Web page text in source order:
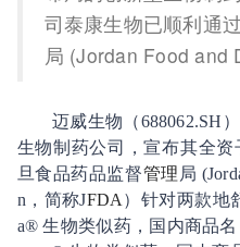
司泰康生物已顺利通
局 (Jordan Food and
迈威生物（688062.SH）
生物制药公司，宣布其全
旦食品药品监督管理 局
n，简称JFDA ）针对两款地
a® 生物类似药，国内商品